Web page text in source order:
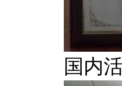
国内